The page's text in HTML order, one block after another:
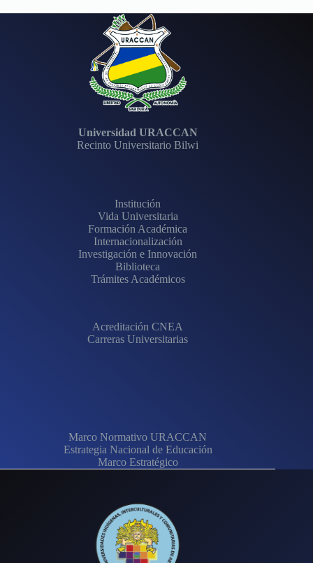
Universidad URACCAN
Recinto Universitario Bilwi
Institución
Vida Universitaria
Formación Académica
Internacionalización
Investigación e Innovación
Biblioteca
Trámites Académicos
Acreditación CNEA
Carreras Universitarias
Marco Normativo URACCAN
Estrategia Nacional de Educación
Marco Estratégico